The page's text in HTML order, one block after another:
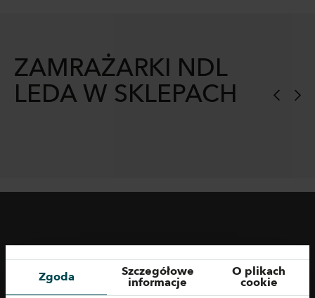
ZAMRAŻARKI NDL
LEDA W SKLEPACH
Zgoda Szczegółowe
informacje
O plikach
cookie